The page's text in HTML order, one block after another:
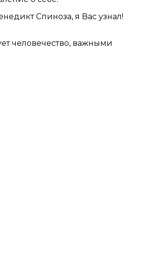
Спиноза, я Вас узнал!
человечество, важными